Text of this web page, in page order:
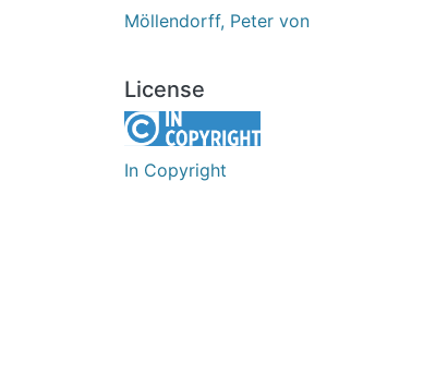
Möllendorff, Peter von
License
In Copyright